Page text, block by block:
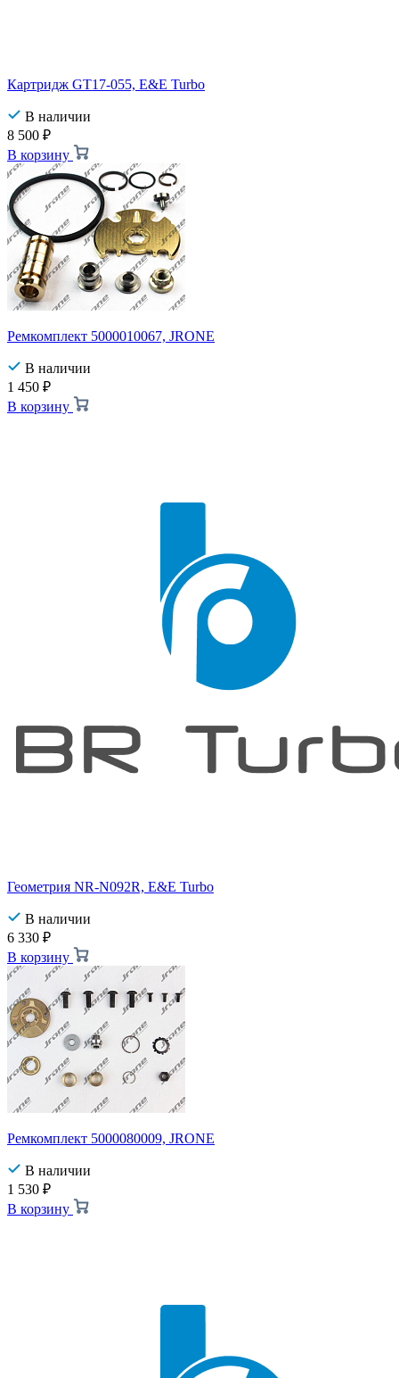
Картридж GT17-055, E&E Turbo
В наличии
8 500 ₽
В корзину
Ремкомплект 5000010067, JRONE
В наличии
1 450 ₽
В корзину
Геометрия NR-N092R, E&E Turbo
В наличии
6 330 ₽
В корзину
Ремкомплект 5000080009, JRONE
В наличии
1 530 ₽
В корзину